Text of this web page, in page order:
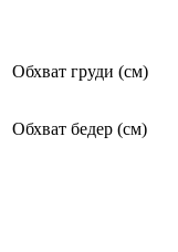
Обхват груди (см)
Обхват бедер (см)